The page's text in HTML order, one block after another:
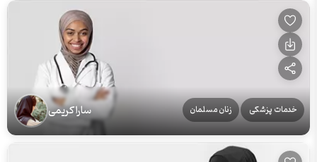
خدمات پزشکی زنان مسلمان سارا کریمی